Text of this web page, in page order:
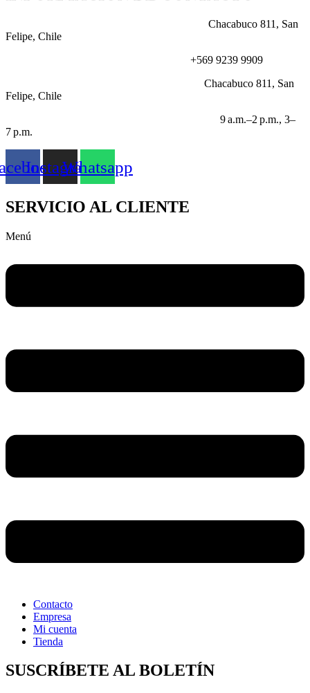
Chacabuco 811, San
Felipe, Chile
+569 9239 9909
Chacabuco 811, San
Felipe, Chile
9 a.m.–2 p.m., 3–
7 p.m.
InstagramWhatsapp
SERVICIO AL CLIENTE
Menú
Contacto
Empresa
Mi cuenta
Tienda
SUSCRÍBETE AL BOLETÍN